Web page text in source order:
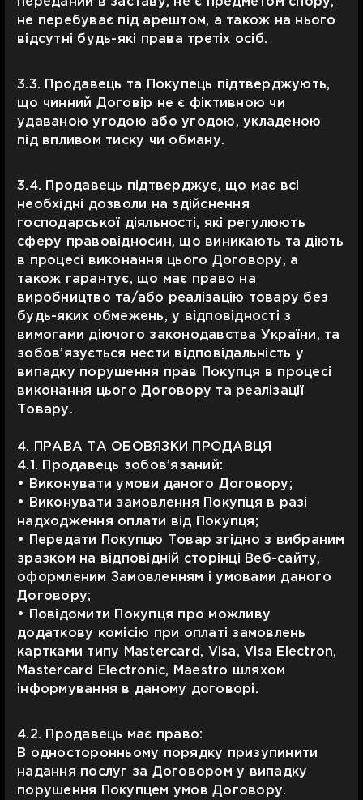
не перебуває під арештом, а також на нього
відсутні будь-які права третіх осіб.
3.3. Продавець та Покупець підтверджують,
що чинний Договір не є фіктивною чи
удаваною угодою або угодою, укладеною
під впливом тиску чи обману.
3.4. Продавець підтверджує, що має всі
необхідні дозволи на здійснення
господарської діяльності, які регулюють
сферу правовідносин, що виникають та діють
в процесі виконання цього Договору, а
також гарантує, що має право на
виробництво та/або реалізацію товару без
будь-яких обмежень, у відповідності з
вимогами діючого законодавства України, та
зобов’язується нести відповідальність у
випадку порушення прав Покупця в процесі
виконання цього Договору та реалізації
Товару.
4. ПРАВА ТА ОБОВЯЗКИ ПРОДАВЦЯ
4.1. Продавець зобов’язаний:
• Виконувати умови даного Договору;
• Виконувати замовлення Покупця в разі
надходження оплати від Покупця;
• Передати Покупцю Товар згідно з вибраним
зразком на відповідній сторінці Веб-сайту,
оформленим Замовленням і умовами даного
Договору;
• Повідомити Покупця про можливу
додаткову комісію при оплаті замовлень
картками типу Mastercard, Visa, Visa Electron,
Mastercard Electronic, Maestro шляхом
інформування в даному договорі.
4.2. Продавець має право:
В односторонньому порядку призупинити
надання послуг за Договором у випадку
порушення Покупцем умов Договору.